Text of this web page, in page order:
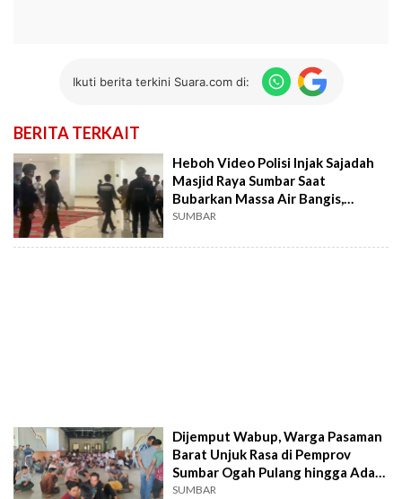
Ikuti berita terkini Suara.com di:
BERITA TERKAIT
Heboh Video Polisi Injak Sajadah
Masjid Raya Sumbar Saat
Bubarkan Massa Air Bangis,
Kapolda: Tidak Benar!
SUMBAR
Dijemput Wabup, Warga Pasaman
Barat Unjuk Rasa di Pemprov
Sumbar Ogah Pulang hingga Ada
Kepastian
SUMBAR